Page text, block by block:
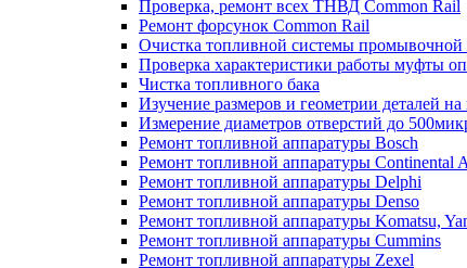
Проверка, ремонт всех ТНВД Common Rail
Ремонт форсунок Common Rail
Очистка топливной системы
Проверка характеристики работы муфты
Чистка топливного бака
Изучение размеров и геометрии деталей
Измерение диаметров отверстий до
Ремонт топливной аппаратуры Bosch
Ремонт топливной аппаратуры Continental
Ремонт топливной аппаратуры Delphi
Ремонт топливной аппаратуры Denso
Ремонт топливной аппаратуры Komatsu,
Ремонт топливной аппаратуры Cummins
Ремонт топливной аппаратуры Zexel